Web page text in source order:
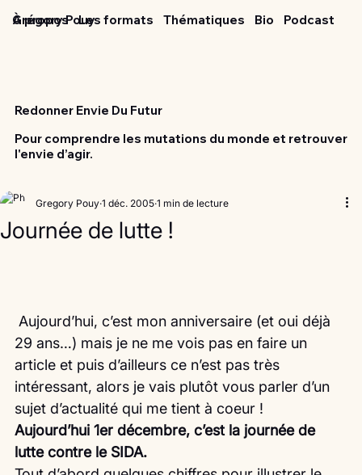
Grégory Pouy
À propos Les formats Thématiques Podcast
Bio
Redonner Envie Du Futur
Pour comprendre les mutations du monde et retrouver
l'envie d’agir.
Journée de lutte !
Gregory Pouy 1 déc. 2005 1 min de lecture
29 ans…) mais je ne me vois pas en faire un
article et puis d’ailleurs ce n’est pas très
intéressant, alors je vais plutôt vous parler d’un
sujet d’actualité qui me tient à coeur !
Aujourd’hui 1er décembre, c’est la journée de
lutte contre le SIDA.